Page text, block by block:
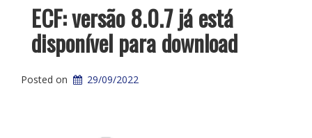
ECF: versão 8.0.7 já está
disponível para download
Posted on 29/09/2022